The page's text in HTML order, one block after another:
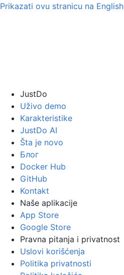
Prikazati ovu stranicu na English
JustDo
Uživo demo
Karakteristike
JustDo AI
Šta je novo
Блог
Docker Hub
GitHub
Kontakt
Naše aplikacije
App Store
Google Store
Pravna pitanja i privatnost
Uslovi korišćenja
Politika privatnosti